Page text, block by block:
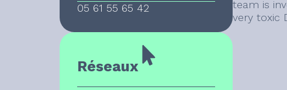
05 61 55 65 42
Réseaux
team is
very toxic